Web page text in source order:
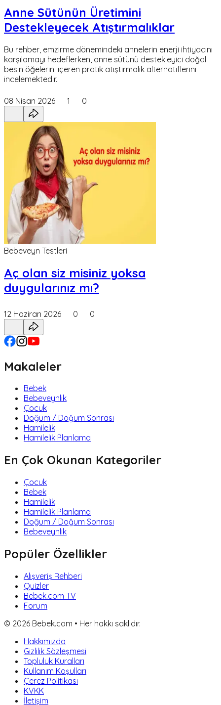
Anne Sütünün Üretimini
Destekleyecek Atıştırmalıklar
Bu rehber, emzirme dönemindeki annelerin enerji ihtiyacını
karşılamayı hedeflerken, anne sütünü destekleyici doğal
besin öğelerini içeren pratik atıştırmalık alternatiflerini
incelemektedir.
08 Nisan 2026 1 0
Bebeveyn Testleri
Aç olan siz misiniz yoksa
duygularınız mı?
12 Haziran 2026 0 0
Makaleler
Bebek
Bebeveynlik
Çocuk
Doğum / Doğum Sonrası
Hamilelik
Hamilelik Planlama
En Çok Okunan Kategoriler
Çocuk
Bebek
Hamilelik
Hamilelik Planlama
Doğum / Doğum Sonrası
Bebeveynlik
Popüler Özellikler
Alışveriş Rehberi
Quizler
Bebek.com TV
Forum
© 2026 Bebek.com • Her hakkı saklıdır.
Hakkımızda
Gizlilik Sözleşmesi
Topluluk Kuralları
Kullanım Koşulları
Çerez Politikası
KVKK
İletişim